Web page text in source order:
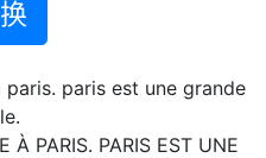
paris est une grande
PARIS. PARIS EST UNE